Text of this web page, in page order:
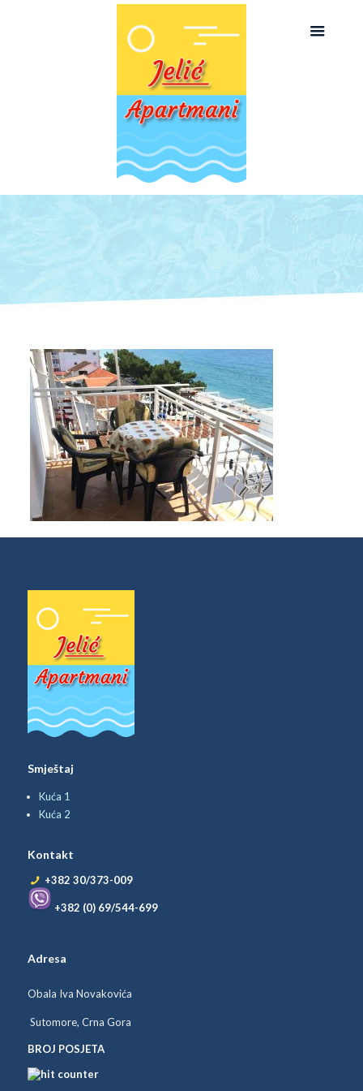
Smještaj
Kuća 1
Kuća 2
Kontakt
+382 30/373-009
+382 (0) 69/544-699
Adresa
Obala Iva Novakovića
Sutomore, Crna Gora
BROJ POSJETA